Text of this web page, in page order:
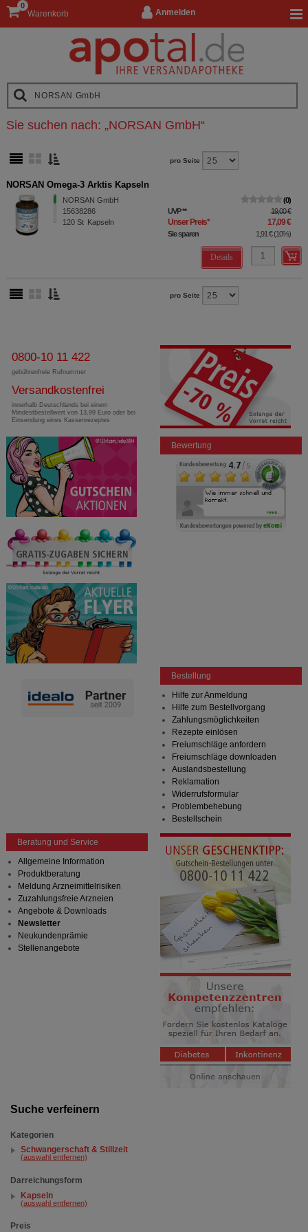
Anmelden
Warenkorb
0
Suche verfeinern
Kategorien
Schwangerschaft & Stillzeit
(auswahl entfernen)
Darreichungsform
Kapseln
(auswahl entfernen)
Preis
Sie suchen nach: „NORSAN GmbH“
pro Seite
NORSAN Omega-3 Arktis Kapseln
NORSAN GmbH
15638286
120 St Kapseln
0
UVP** 19,00 €
Unser Preis* 17,09 €
Sie sparen 1,91 €(10%)
Details
pro Seite
0800-10 11 422
gebührenfreie Rufnummer
Versandkostenfrei
innerhalb Deutschlands bei einem
Mindestbestellwert von 13,99 Euro oder bei
Einsendung eines Kassenrezeptes
Bewertung
Bestellung
Hilfe zur Anmeldung
Hilfe zum Bestellvorgang
Zahlungsmöglichkeiten
Rezepte einlösen
Freiumschläge anfordern
Freiumschläge downloaden
Auslandsbestellung
Reklamation
Widerrufsformular
Problembehebung
Bestellschein
Beratung und Service
Allgemeine Information
Produktberatung
Meldung Arzneimittelrisiken
Zuzahlungsfreie Arzneien
Angebote & Downloads
Newsletter
Neukundenprämie
Stellenangebote